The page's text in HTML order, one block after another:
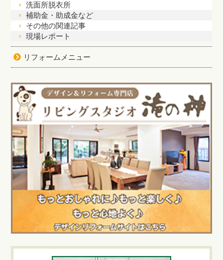
洗面所脱衣所
補助金・助成金など
その他の関連記事
現場レポート
リフォームメニュー